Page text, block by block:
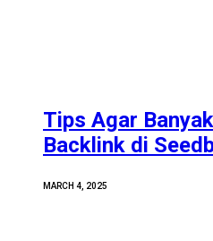
Tips Agar
Backlink di
MARCH 4, 2025